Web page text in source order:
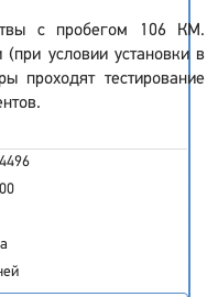
с пробегом 106 КМ.
(при условии установки в
проходят тестирование